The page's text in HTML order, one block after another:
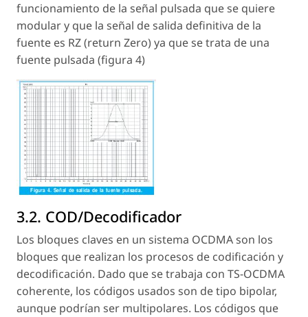
funcionamiento de la señal pulsada que se quiere
modular y que la señal de salida definitiva de la
fuente es RZ (return Zero) ya que se trata de una
fuente pulsada (figura 4)
3.2. COD/Decodificador
Los bloques claves en un sistema OCDMA son los
bloques que realizan los procesos de codificación y
decodificación. Dado que se trabaja con TS-OCDMA
coherente, los códigos usados son de tipo bipolar,
aunque podrían ser multipolares. Los códigos que